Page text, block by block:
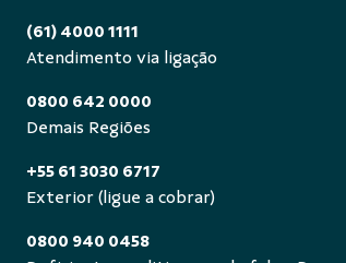
(61) 4000 1111
Atendimento via ligação
0800 642 0000
Demais Regiões
+55 61 3030 6717
Exterior (ligue a cobrar)
0800 940 0458